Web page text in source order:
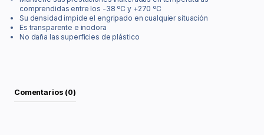
comprendidas entre los -38 ºC y +270 ºC
Su densidad impide el engripado en cualquier situación
Es transparente e inodora
No daña las superficies de plástico
Comentarios (0)